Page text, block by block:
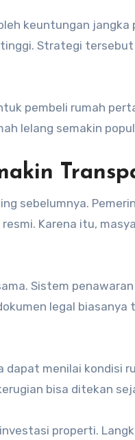
keuntungan jangka
Strategi
pembeli rumah
lelang semakin
sebelumnya.
Karena itu,
Sistem
legal
dapat menilai kondisi
bisa ditekan
properti.